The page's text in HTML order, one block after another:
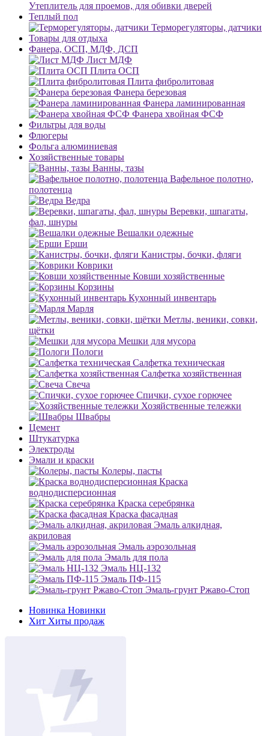
Утеплитель для проемов, для обивки дверей
Теплый пол
Терморегуляторы, датчики
Товары для отдыха
Фанера, ОСП, МДФ, ДСП
Лист МДФ
Плита ОСП
Плита фибролитовая
Фанера березовая
Фанера ламинированная
Фанера хвойная ФСФ
Фильтры для воды
Флюгеры
Фольга алюминиевая
Хозяйственные товары
Ванны, тазы
Вафельное полотно,
полотенца
Ведра
Веревки, шпагаты,
фал, шнуры
Вешалки одежные
Ерши
Канистры, бочки, фляги
Коврики
Ковши хозяйственные
Корзины
Кухонный инвентарь
Марля
Метлы, веники, совки,
щётки
Мешки для мусора
Пологи
Салфетка техническая
Салфетка хозяйственная
Свеча
Спички, сухое горючее
Хозяйственные тележки
Швабры
Цемент
Штукатурка
Электроды
Эмали и краски
Колеры, пасты
Краска
воднодисперсионная
Краска серебрянка
Краска фасадная
Эмаль алкидная,
акриловая
Эмаль аэрозольная
Эмаль для пола
Эмаль НЦ-132
Эмаль ПФ-115
Эмаль-грунт Ржаво-Стоп
Новинка Новинки
Хит Хиты продаж